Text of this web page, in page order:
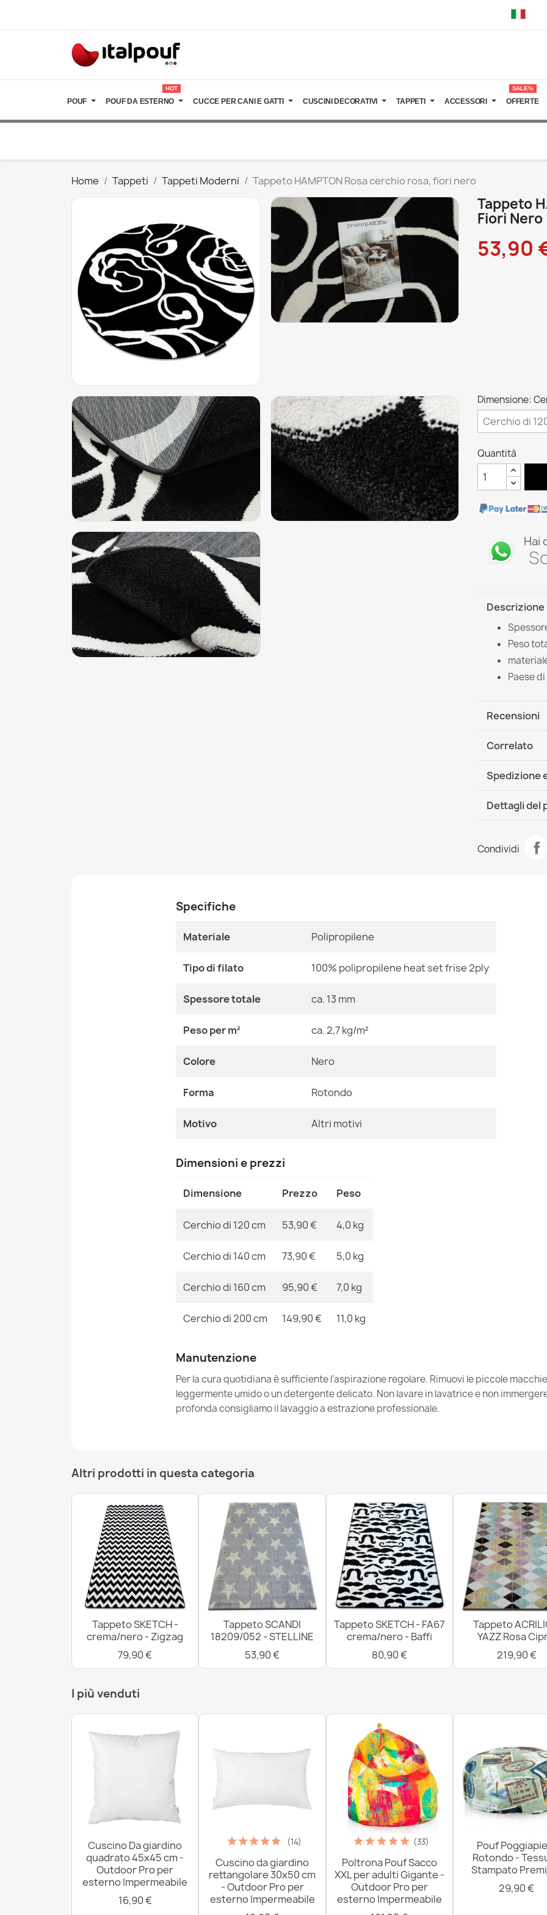
POUF POUF DA ESTERNO
HOT
CUCCE PER CANI E GATTI CUSCINI DECORATIVI TAPPETI ACCESSORI OFFERTE
SALE%
Home Tappeti Tappeti Moderni Tappeto HAMPTON Rosa cerchio rosa, fiori nero
Tappeto
Fiori Nero
53,90
Dimensione:
Quantità
Hai
Descrizione
Peso
Paese
Recensioni
Correlato
Tappeto
45,90 €
Tappeto
CONIGLIO
26,90 €
Spedizione
DHL / GLS
Dettagli del
Condividi
Specifiche
Materiale Polipropilene
Tipo di filato 100% polipropilene heat set frise 2ply
Spessore totale ca. 13 mm
Peso per m² ca. 2,7 kg/m²
Colore Nero
Forma Rotondo
Motivo Altri motivi
Dimensioni e prezzi
Dimensione Prezzo Peso
Cerchio di 120 cm 53,90 € 4,0 kg
Cerchio di 140 cm 73,90 € 5,0 kg
Cerchio di 160 cm 95,90 € 7,0 kg
Cerchio di 200 cm 149,90 € 11,0 kg
Manutenzione
Per la cura quotidiana è sufficiente l’aspirazione regolare. Rimuovi le piccole
leggermente umido o un detergente delicato. Non lavare in lavatrice e non
profonda consigliamo il lavaggio a estrazione professionale.
Altri prodotti in questa categoria
Tappeto SKETCH -
crema/nero - Zigzag
79,90 €
Tappeto SCANDI
18209/052 - STELLINE
53,90 €
Tappeto SKETCH - FA67
crema/nero - Baffi
80,90 €
Tappeto
YAZZ Rosa
219,90 €
I più venduti
Cuscino Da giardino
quadrato 45x45 cm -
Outdoor Pro per
esterno Impermeabile
16,90 €
(14)
Cuscino da giardino
rettangolare 30x50 cm
- Outdoor Pro per
esterno Impermeabile
(33)
Poltrona Pouf Sacco
XXL per adulti Gigante -
Outdoor Pro per
esterno Impermeabile
Pouf
Rotondo -
Stampato
29,90 €